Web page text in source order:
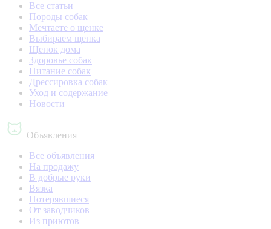
Все статьи
Породы собак
Мечтаете о щенке
Выбираем щенка
Щенок дома
Здоровье собак
Питание собак
Дрессировка собак
Уход и содержание
Новости
Объявления
Все объявления
На продажу
В добрые руки
Вязка
Потерявшиеся
От заводчиков
Из приютов